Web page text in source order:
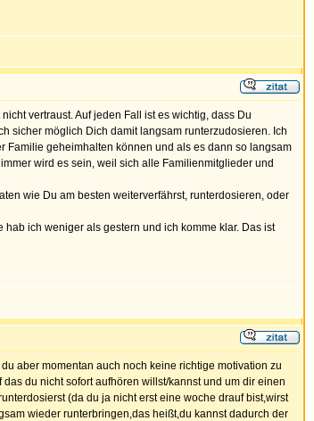
vertraust. Auf jeden Fall ist es wichtig, dass Du
sicher möglich Dich damit langsam runterzudosieren. Ich
Familie geheimhalten können und als es dann so langsam
wird es sein, weil sich alle Familienmitglieder und
wie Du am besten weiterverfährst, runterdosieren, oder
ich weniger als gestern und ich komme klar. Das ist
aber momentan auch noch keine richtige motivation zu
du nicht sofort aufhören willst/kannst und um dir einen
(da du ja nicht erst eine woche drauf bist,wirst
wieder runterbringen,das heißt,du kannst dadurch der